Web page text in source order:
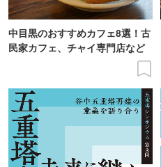
中目黒のおすすめカフェ8選！古
民家カフェ、チャイ専門店など